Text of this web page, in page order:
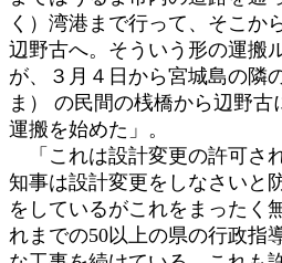
く）湾港まで行って、そこか
辺野古へ。そういう形の運搬
が、３月４日から宮城島の隣
ま） の民間の桟橋から辺野
運搬を始めた」。
「これは設計変更の許可さ
知事は設計変更をしなさいと
をしているがこれをまったく
れまでの50以上の県の行政指